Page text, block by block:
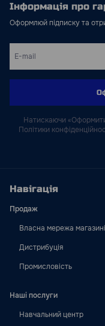
Інформація про
Оформлюй підписку та
Натискаючи
Політики
Навігація
Продаж
Власна мережа
Дистрибуція
Промисловість
Наші послуги
Навчальний центр